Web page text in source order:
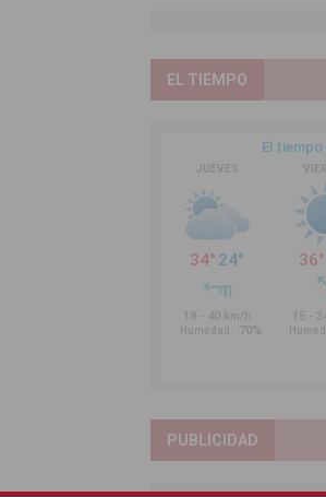
EL TIEMPO
PUBLICIDAD